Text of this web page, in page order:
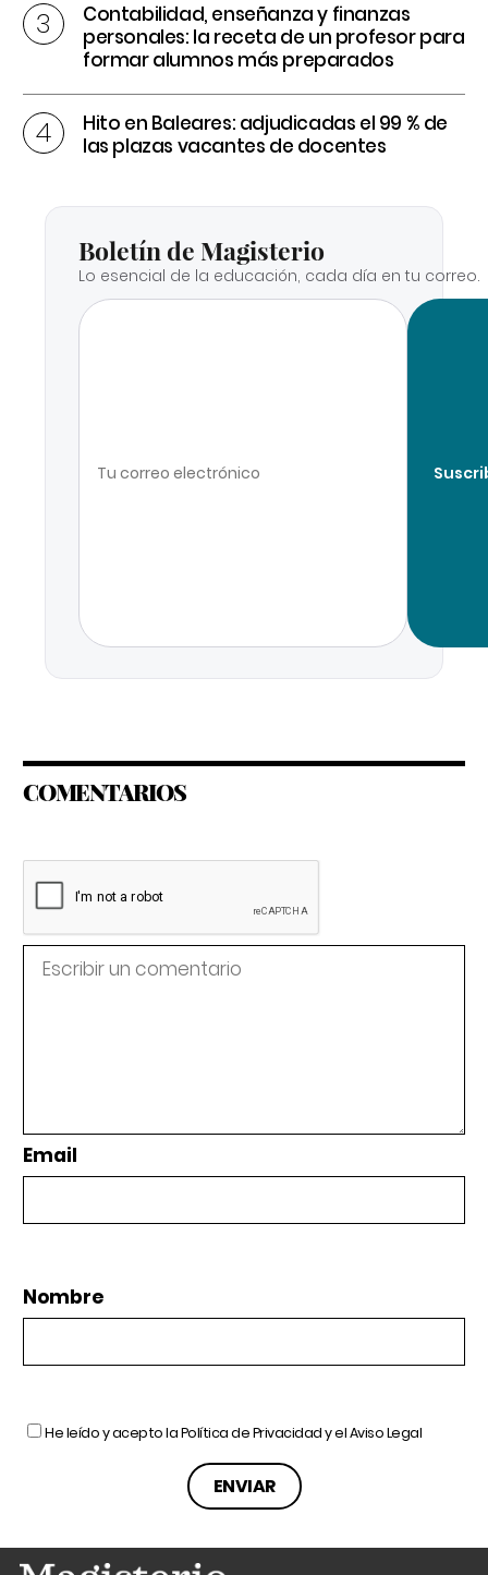
Contabilidad, enseñanza y finanzas
personales: la receta de un profesor para
formar alumnos más preparados
Hito en Baleares: adjudicadas el 99 % de
las plazas vacantes de docentes
Boletín de Magisterio
Lo esencial de la educación, cada día en tu correo.
COMENTARIOS
Email
Nombre
He leído y acepto laPolítica de Privacidady elAviso Legal